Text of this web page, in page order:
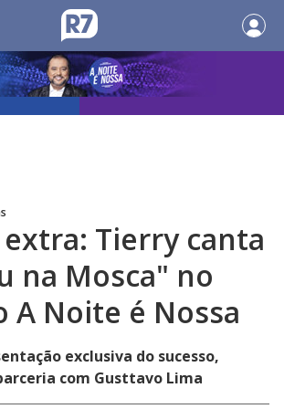
Tierry canta
na Mosca" no
A Noite é Nossa
exclusiva do sucesso,
com Gusttavo Lima